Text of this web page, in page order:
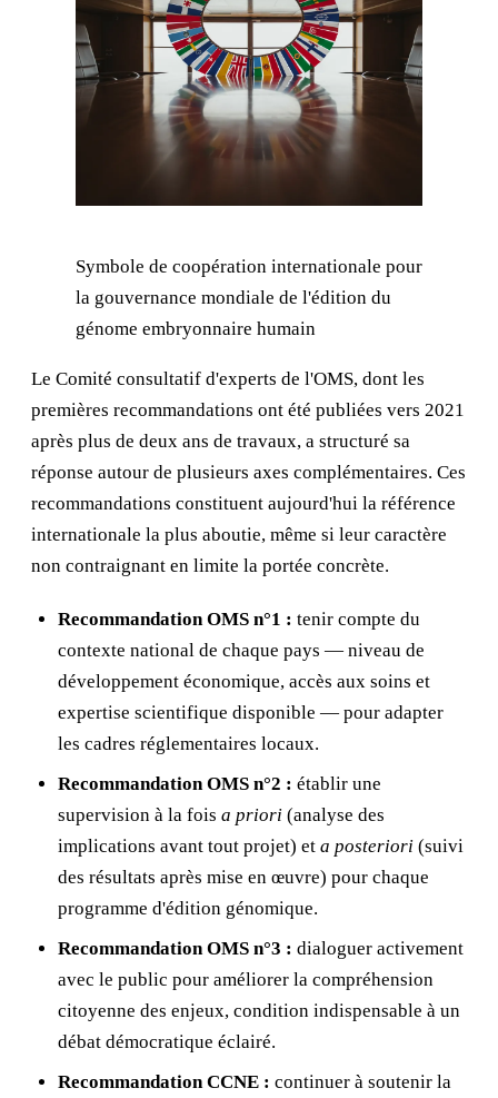
Symbole de coopération internationale pour
la gouvernance mondiale de l'édition du
génome embryonnaire humain
Le Comité consultatif d'experts de l'OMS, dont les
premières recommandations ont été publiées vers 2021
après plus de deux ans de travaux, a structuré sa
réponse autour de plusieurs axes complémentaires. Ces
recommandations constituent aujourd'hui la référence
internationale la plus aboutie, même si leur caractère
non contraignant en limite la portée concrète.
Recommandation OMS n°1 : tenir compte du
contexte national de chaque pays — niveau de
développement économique, accès aux soins et
expertise scientifique disponible — pour adapter
les cadres réglementaires locaux.
Recommandation OMS n°2 : établir une
supervision à la fois a priori (analyse des
implications avant tout projet) et a posteriori (suivi
des résultats après mise en œuvre) pour chaque
programme d'édition génomique.
Recommandation OMS n°3 : dialoguer activement
avec le public pour améliorer la compréhension
citoyenne des enjeux, condition indispensable à un
débat démocratique éclairé.
Recommandation CCNE : continuer à soutenir la